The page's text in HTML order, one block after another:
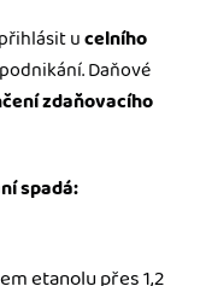
ucelního
Daňové
zdaňovacího
spadá:
etanolu přes 1,2